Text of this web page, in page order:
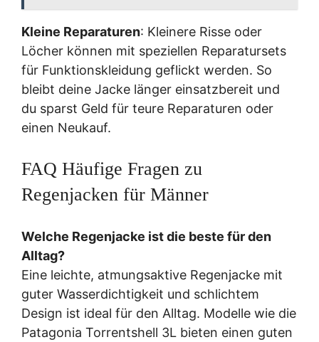
Kleine Reparaturen: Kleinere Risse oder
Löcher können mit speziellen Reparatursets
für Funktionskleidung geflickt werden. So
bleibt deine Jacke länger einsatzbereit und
du sparst Geld für teure Reparaturen oder
einen Neukauf.
FAQ Häufige Fragen zu
Regenjacken für Männer
Welche Regenjacke ist die beste für den
Alltag?
Eine leichte, atmungsaktive Regenjacke mit
guter Wasserdichtigkeit und schlichtem
Design ist ideal für den Alltag. Modelle wie die
Patagonia Torrentshell 3L bieten einen guten